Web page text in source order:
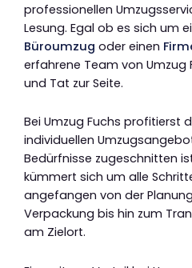
professionellen
Lesung. Egal ob es sich um
Büroumzug oder einen
erfahrene Team von Umzug
und Tat zur Seite.
Bei Umzug Fuchs profitierst
individuellen
Bedürfnisse zugeschnitten
kümmert sich um alle
angefangen von der
Verpackung bis hin zum
am Zielort.